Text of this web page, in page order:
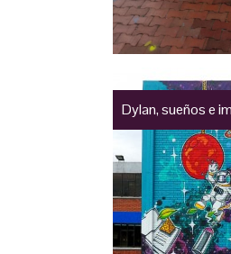
Dylan, sueños e